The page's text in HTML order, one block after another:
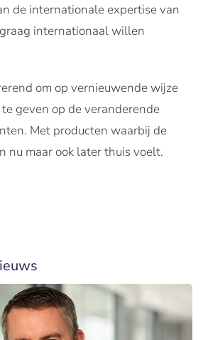
de internationale expertise van
internationaal willen
om op vernieuwende wijze
geven op de veranderende
Met producten waarbij de
nu maar ook later thuis voelt.